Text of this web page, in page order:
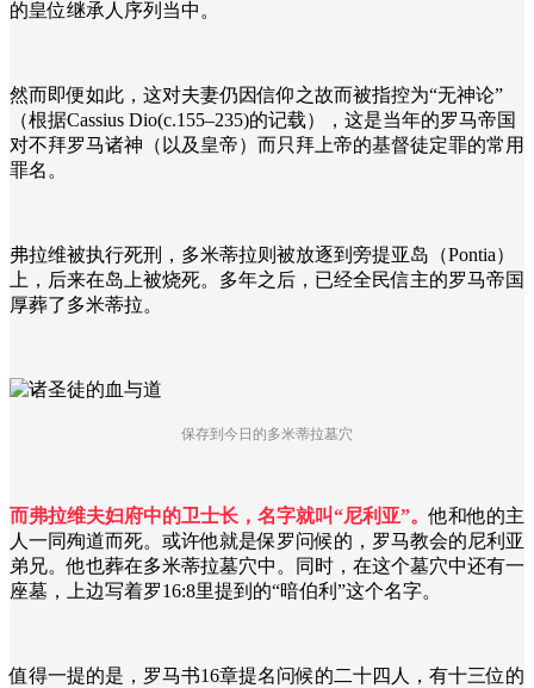
的皇位继承人序列当中。
然而即便如此，这对夫妻仍因信仰之故而被指控为“无神论”
（根据Cassius Dio(c.155–235)的记载），这是当年的罗马帝国
对不拜罗马诸神（以及皇帝）而只拜上帝的基督徒定罪的常用
罪名。
弗拉维被执行死刑，多米蒂拉则被放逐到旁提亚岛（Pontia）
上，后来在岛上被烧死。多年之后，已经全民信主的罗马帝国
厚葬了多米蒂拉。
保存到今日的多米蒂拉墓穴
而弗拉维夫妇府中的卫士长，名字就叫“尼利亚”。他和他的主
人一同殉道而死。或许他就是保罗问候的，罗马教会的尼利亚
弟兄。他也葬在多米蒂拉墓穴中。同时，在这个墓穴中还有一
座墓，上边写着罗16:8里提到的“暗伯利”这个名字。
值得一提的是，罗马书16章提名问候的二十四人，有十三位的